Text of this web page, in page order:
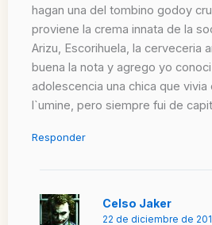
hagan una del tombino godoy
proviene la crema innata de la
Arizu, Escorihuela, la cerveceria
buena la nota y agrego yo
adolescencia una chica que
l`umine, pero siempre fui de
Responder
Celso Jaker
22 de diciembre de